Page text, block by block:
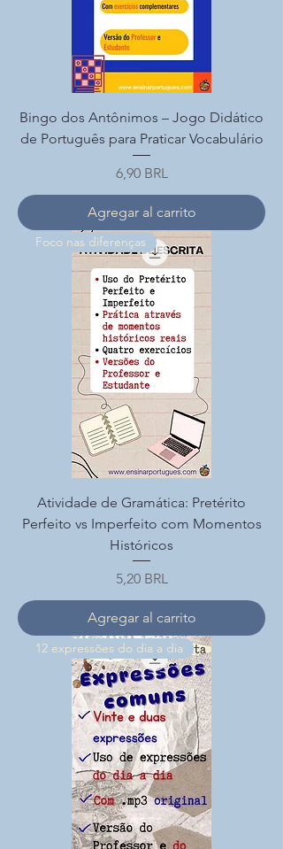
Bingo dos Antônimos – Jogo Didático
de Português para Praticar Vocabulário
Precio
6,90 BRL
Agregar al carrito
Foco nas diferenças
Atividade de Gramática: Pretérito
Perfeito vs Imperfeito com Momentos
Históricos
Precio
5,20 BRL
Agregar al carrito
12 expressões do dia a dia